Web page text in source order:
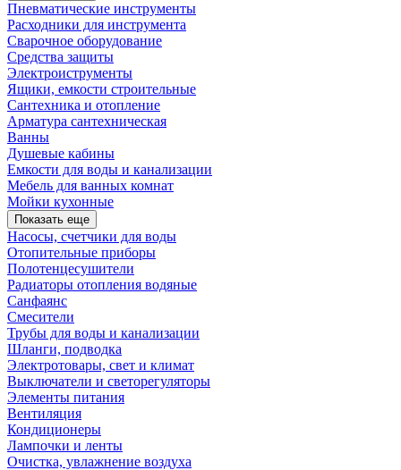
Пневматические инструменты
Расходники для инструмента
Сварочное оборудование
Средства защиты
Электроиструменты
Ящики, емкости строительные
Сантехника и отопление
Арматура сантехническая
Ванны
Душевые кабины
Емкости для воды и канализации
Мебель для ванных комнат
Мойки кухонные
Показать еще
Насосы, счетчики для воды
Отопительные приборы
Полотенцесушители
Радиаторы отопления водяные
Санфаянс
Смесители
Трубы для воды и канализации
Шланги, подводка
Электротовары, свет и климат
Выключатели и светорегуляторы
Элементы питания
Вентиляция
Кондиционеры
Лампочки и ленты
Очистка, увлажнение воздуха